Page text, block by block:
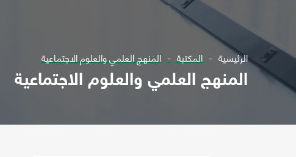
الرئيسية المكتبة المنهج العلمي والعلوم الاجتماعية
المنهج العلمي والعلوم الاجتماعية